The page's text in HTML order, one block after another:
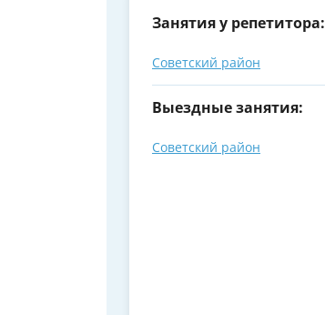
Занятия у репетитора:
Советский район
Выездные занятия:
Советский район